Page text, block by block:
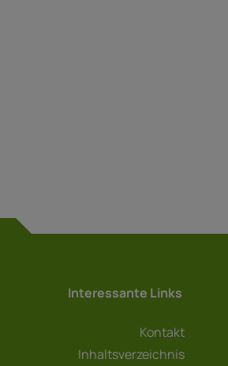
Interessante Links
Kontakt
Inhaltsverzeichnis